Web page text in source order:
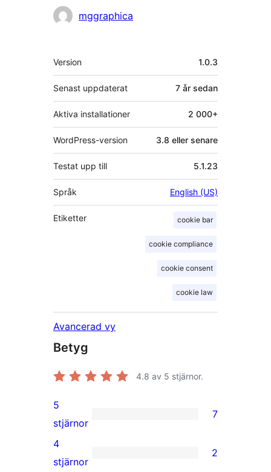
mggraphica
Meta
Version 1.0.3
Senast uppdaterat 7 år sedan
Aktiva installationer 2 000+
WordPress-version 3.8 eller senare
Testat upp till 5.1.23
Språk English (US)
Etiketter cookie bar
cookie compliance
cookie consent
cookie law
Avancerad vy
Betyg
4.8 av 5 stjärnor.
7
5-
stjärniga
5
stjärnor
7
2
4
stjärnor
2